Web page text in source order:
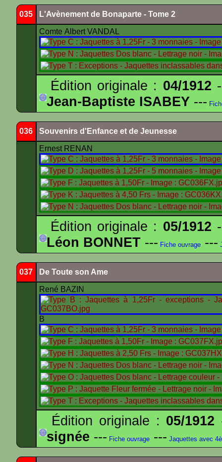
035 L'Avènement de Bonaparte - Tome 2
Comte Albert VANDAL
Édition originale : 04/1912
Jean-Baptiste ISABEY ---
036 Souvenirs d'Enfance et de Jeunesse
Ernest RENAN
Édition originale : 05/1912
Léon BONNET --- Fiche ouvrage ---
037 De Toute son Ame
René BAZIN
B
Édition originale : 05/1912
signée --- Fiche ouvrage --- Jaquettes avec